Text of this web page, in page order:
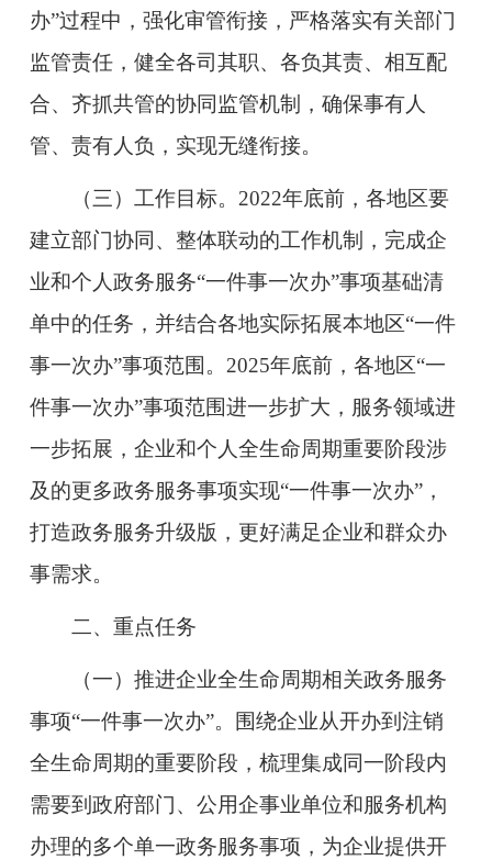
办”过程中，强化审管衔接，严格落实有关部门
监管责任，健全各司其职、各负其责、相互配
合、齐抓共管的协同监管机制，确保事有人
管、责有人负，实现无缝衔接。
（三）工作目标。2022年底前，各地区要
建立部门协同、整体联动的工作机制，完成企
业和个人政务服务“一件事一次办”事项基础清
单中的任务，并结合各地实际拓展本地区“一件
事一次办”事项范围。2025年底前，各地区“一
件事一次办”事项范围进一步扩大，服务领域进
一步拓展，企业和个人全生命周期重要阶段涉
及的更多政务服务事项实现“一件事一次办”，
打造政务服务升级版，更好满足企业和群众办
事需求。
二、重点任务
（一）推进企业全生命周期相关政务服务
事项“一件事一次办”。
围绕企业从开办到注销
全生命周期的重要阶段，梳理集成同一阶段内
需要到政府部门、公用企事业单位和服务机构
办理的多个单一政务服务事项，为企业提供开